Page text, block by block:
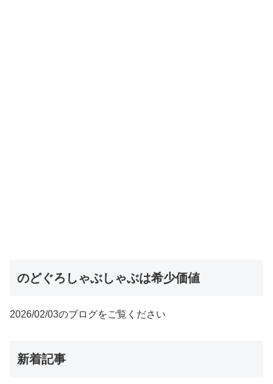
のどぐろしゃぶしゃぶは希少価値
2026/02/03のブログをご覧ください
新着記事